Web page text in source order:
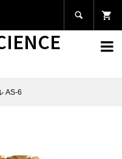


AS-6